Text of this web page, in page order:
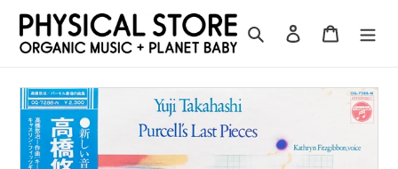
検索 ログインカート